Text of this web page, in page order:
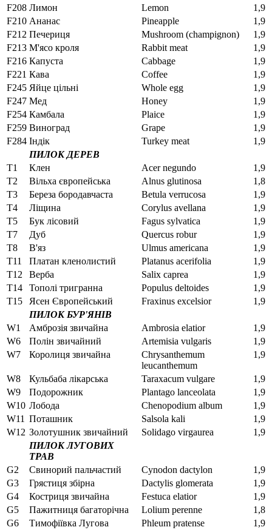
F208 Лимон Lemon
1,9
F210 Ананас Pineapple
1,9
F212 Печериця Mushroom (champignon)
1,9
F213 М'ясо кроля Rabbit meat
1,9
F216 Капуста Cabbage
1,9
F221 Кава Coffee
1,9
F245 Яйце цільні Whole egg
1,9
F247 Мед Honey
1,9
F254 Камбала Plaice
1,9
F259 Виноград Grape
1,9
F284 Індік Turkey meat
1,9
ПИЛОК ДЕРЕВ
T1
Клен Acer negundo
1,9
T2
Вільха європейська Alnus glutinosa
1,8
T3
Береза ​​бородавчаста Betula verrucosa
1,9
Т4
Ліщина Corylus avellana
1,9
Т5
Бук лісовий Fagus sylvatica
1,9
Т7
Дуб Quercus robur
1,9
T8
В'яз Ulmus americana
1,9
T11
Платан кленолистий Platanus acerifolia
1,9
Т12
Верба Salix caprea
1,9
T14
Тополі тригранна Populus deltoides
1,9
T15
Ясен Європейський Fraxinus excelsior
1,9
ПИЛОК БУР'ЯНІВ
W1
Амброзія звичайна Ambrosia elatior
1,9
W6
Полін звичайний Artemisia vulgaris
1,9
W7
Королиця звичайна
Chrysanthemum
leucanthemum
1,9
W8 Кульбаба лікарська Taraxacum vulgare
1,9
W9
Подорожник Plantago lanceolata
1,9
W10 Лобода Chenopodium album
1,9
W11 Поташник Salsola kali
1,9
W12 Золотушник звичайний Solidago virgaurea
1,9
ПИЛОК ЛУГОВИХ
ТРАВ
G2
Свинорий пальчастий Cynodon dactylon
1,9
G3
Грястиця збірна Dactylis glomerata
1,9
G4
Костриця звичайна Festuca elatior
1,9
G5
Пажитниця багаторічна Lolium perenne
1,8
G6
Тимофіївка Лугова Phleum pratense
1,9